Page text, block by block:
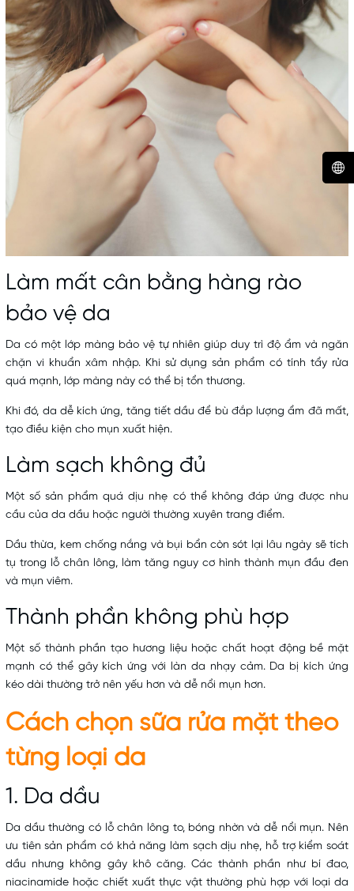
Làm mất cân bằng hàng rào
bảo vệ da
Da có một lớp màng bảo vệ tự nhiên giúp duy trì độ ẩm và ngăn
chặn vi khuẩn xâm nhập. Khi sử dụng sản phẩm có tính tẩy rửa
quá mạnh, lớp màng này có thể bị tổn thương.
Khi đó, da dễ kích ứng, tăng tiết dầu để bù đắp lượng ẩm đã mất,
tạo điều kiện cho mụn xuất hiện.
Làm sạch không đủ
Một số sản phẩm quá dịu nhẹ có thể không đáp ứng được nhu
cầu của da dầu hoặc người thường xuyên trang điểm.
Dầu thừa, kem chống nắng và bụi bẩn còn sót lại lâu ngày sẽ tích
tụ trong lỗ chân lông, làm tăng nguy cơ hình thành mụn đầu đen
và mụn viêm.
Thành phần không phù hợp
Một số thành phần tạo hương liệu hoặc chất hoạt động bề mặt
mạnh có thể gây kích ứng với làn da nhạy cảm. Da bị kích ứng
kéo dài thường trở nên yếu hơn và dễ nổi mụn hơn.
Cách chọn sữa rửa mặt theo
từng loại da
1. Da dầu
Da dầu thường có lỗ chân lông to, bóng nhờn và dễ nổi mụn. Nên
ưu tiên sản phẩm có khả năng làm sạch dịu nhẹ, hỗ trợ kiểm soát
dầu nhưng không gây khô căng. Các thành phần như bí đao,
niacinamide hoặc chiết xuất thực vật thường phù hợp với loại da